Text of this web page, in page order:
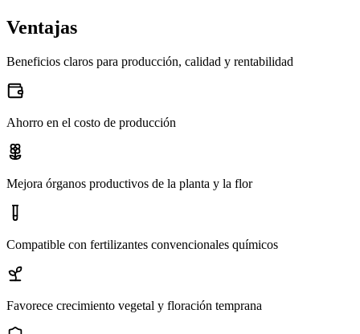
Ventajas
Beneficios claros para producción, calidad y rentabilidad
Ahorro en el costo de producción
Mejora órganos productivos de la planta y la flor
Compatible con fertilizantes convencionales químicos
Favorece crecimiento vegetal y floración temprana